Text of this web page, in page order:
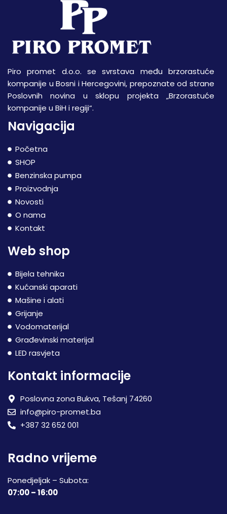
Piro promet d.o.o. se svrstava među brzorastuće
kompanije u Bosni i Hercegovini, prepoznate od strane
Poslovnih novina u sklopu projekta „Brzorastuće
kompanije u BiH i regiji“.
Navigacija
Početna
SHOP
Benzinska pumpa
Proizvodnja
Novosti
O nama
Kontakt
Web shop
Bijela tehnika
Kućanski aparati
Mašine i alati
Grijanje
Vodomaterijal
Građevinski materijal
LED rasvjeta
Kontakt informacije
Poslovna zona Bukva, Tešanj 74260
info@piro-promet.ba
+387 32 652 001
Radno vrijeme
Ponedjeljak – Subota:
07:00 – 16:00